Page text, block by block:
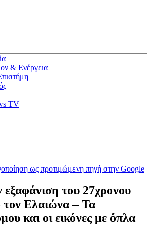
& Ενέργεια
TV
ως προτιμώμενη πηγή στην Google
του 27χρονου
Ελαιώνα – Τα
και οι εικόνες με όπλα